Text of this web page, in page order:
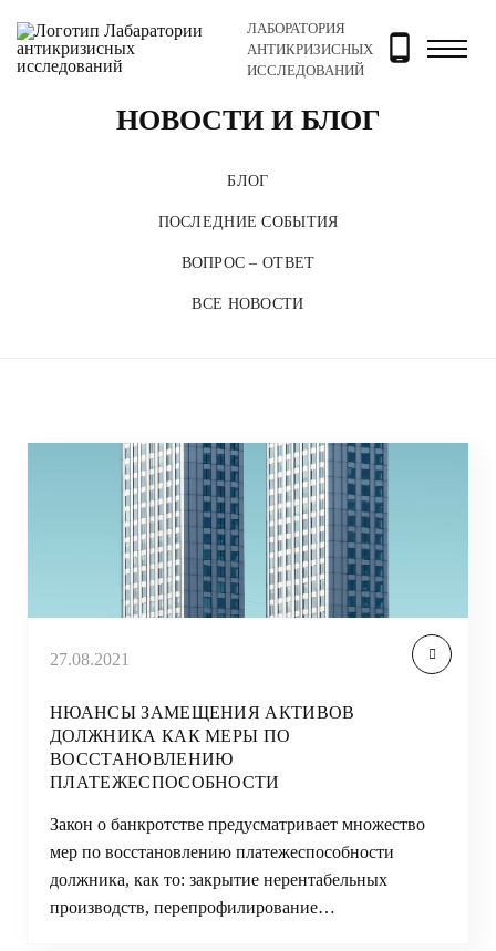
ЛАБОРАТОРИЯ
АНТИКРИЗИСНЫХ
ИССЛЕДОВАНИЙ
Главная Новости и блог
НОВОСТИ И БЛОГ
БЛОГ
ПОСЛЕДНИЕ СОБЫТИЯ
ВОПРОС – ОТВЕТ
ВСЕ НОВОСТИ
27.08.2021
НЮАНСЫ ЗАМЕЩЕНИЯ АКТИВОВ
ДОЛЖНИКА КАК МЕРЫ ПО
ВОССТАНОВЛЕНИЮ
ПЛАТЕЖЕСПОСОБНОСТИ
Закон о банкротстве предусматривает множество
мер по восстановлению платежеспособности
должника, как то: закрытие нерентабельных
производств, перепрофилирование…